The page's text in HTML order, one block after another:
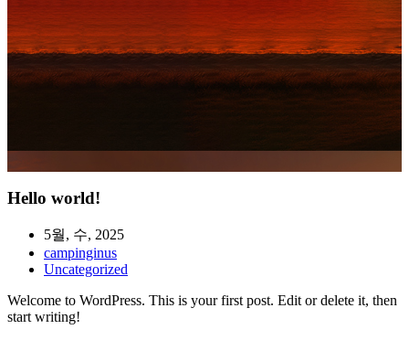
Hello world!
5월, 수, 2025
campinginus
Uncategorized
Welcome to WordPress. This is your first post. Edit or delete it, then
start writing!